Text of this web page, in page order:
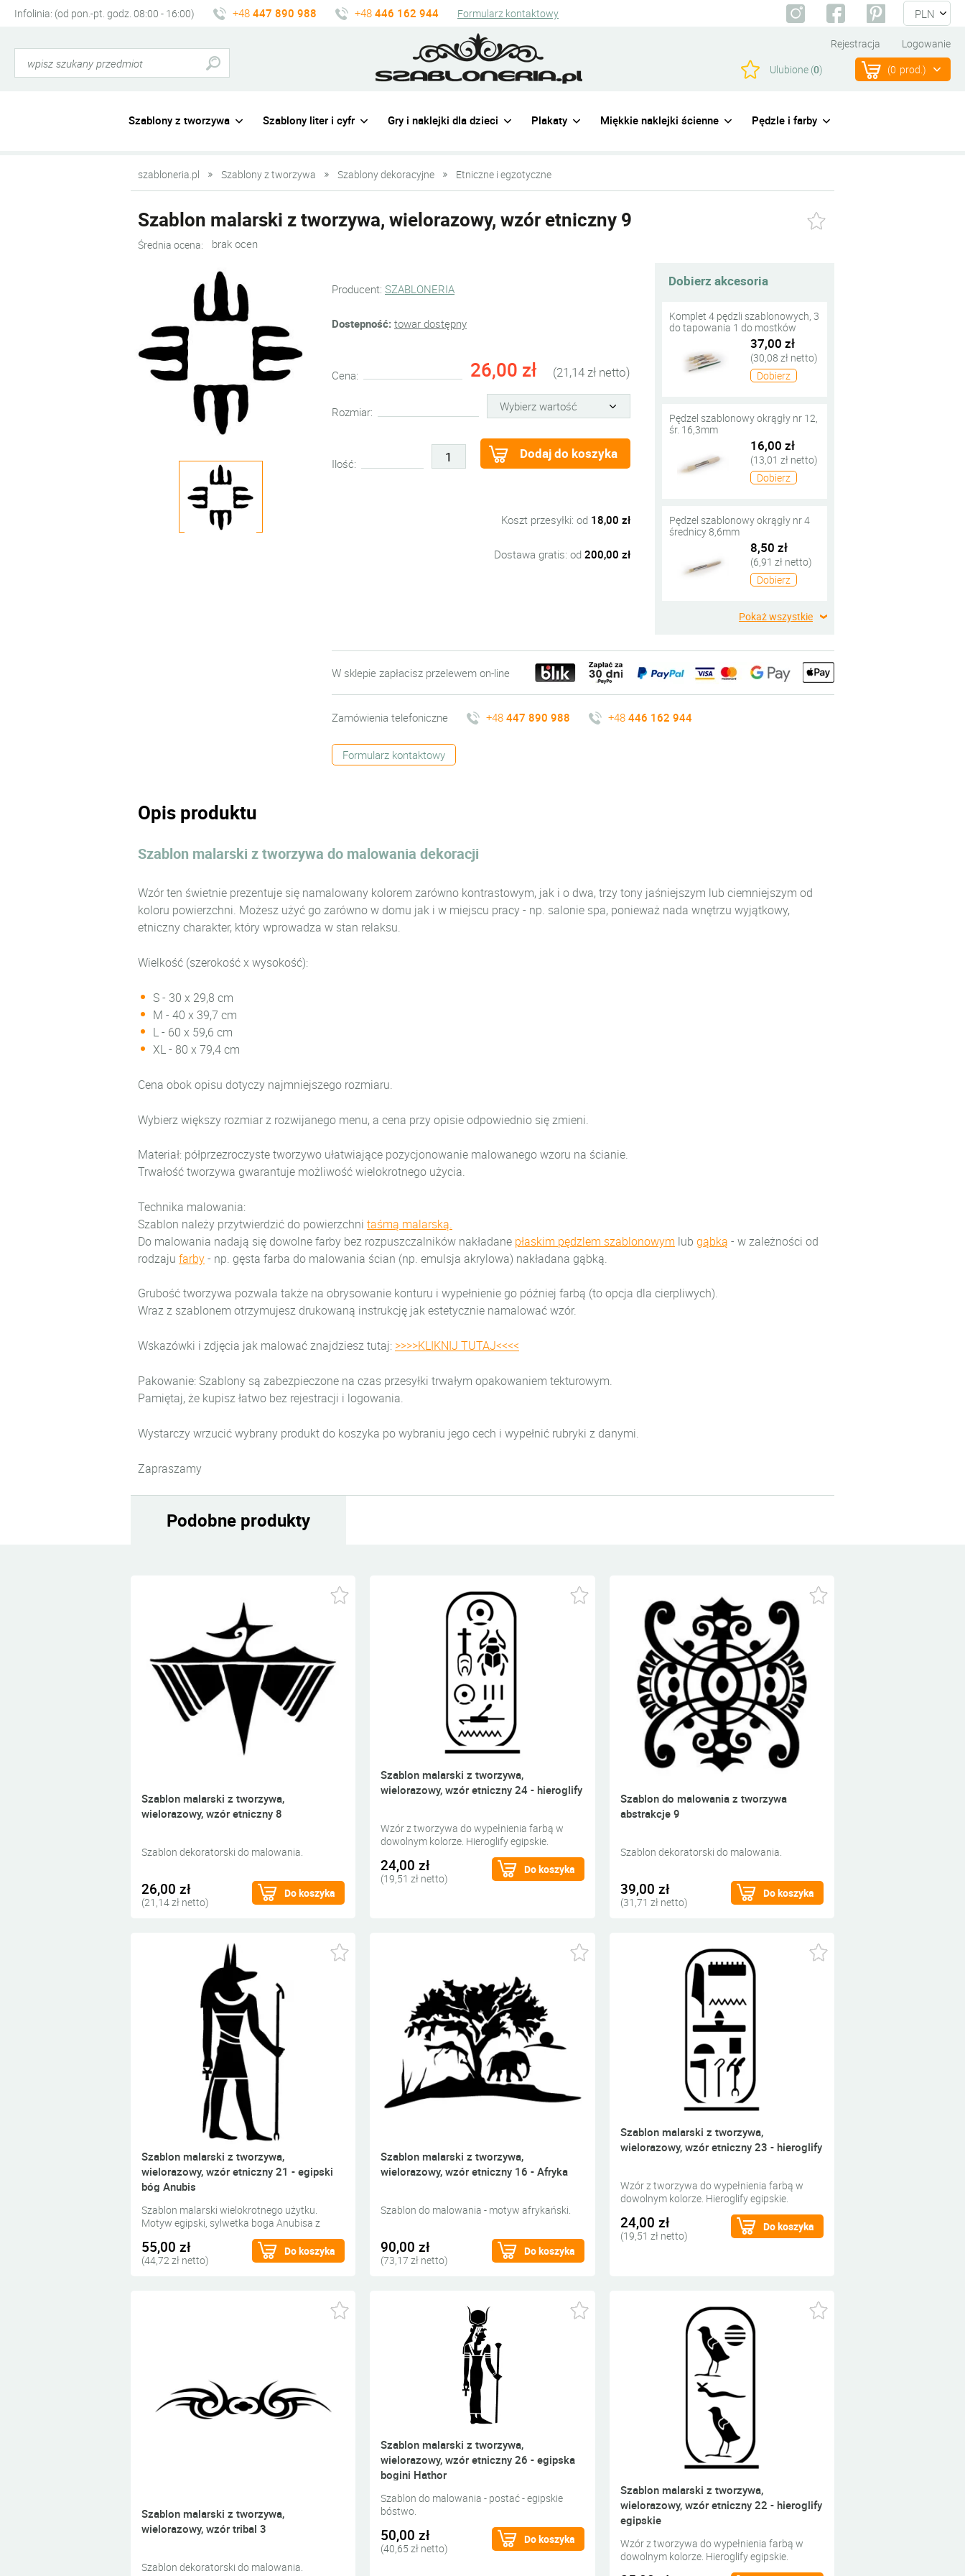
Infolinia: (od pon.-pt. godz. 08:00 - 16:00) +48 447 890 988 +48 446 162 944 Formularz kontaktowy
Rejestracja
Logowanie
Ulubione (0) (0 prod.)
Szablony z tworzywa Szablony liter i cyfr Gry i naklejki dla dzieci Plakaty Miękkie naklejki ścienne Pędzle i farby
szabloneria.pl Szablony z tworzywa Szablony dekoracyjne Etniczne i egzotyczne
Szablon malarski z tworzywa, wielorazowy, wzór etniczny 9
Średnia ocena: brak ocen
Producent: SZABLONERIA
Dostepność: towar dostępny
Cena: 26,00 zł (21,14 zł netto)
Rozmiar:
Ilość:
Dodaj do koszyka
Koszt przesyłki: od 18,00 zł
Dostawa gratis: od 200,00 zł
Dobierz akcesoria
Komplet 4 pędzli szablonowych, 3
do tapowania 1 do mostków
37,00 zł
(30,08 zł netto)
Dobierz
Pędzel szablonowy okrągły nr 12,
śr. 16,3mm
16,00 zł
(13,01 zł netto)
Dobierz
Pędzel szablonowy okrągły nr 4
średnicy 8,6mm
8,50 zł
(6,91 zł netto)
Dobierz
Pokaż wszystkie
W sklepie zapłacisz przelewem on-line
Zamówienia telefoniczne +48 447 890 988 +48 446 162 944
Formularz kontaktowy
Opis produktu
Szablon malarski z tworzywa do malowania dekoracji
Wzór ten świetnie prezentuje się namalowany kolorem zarówno kontrastowym, jak i o dwa, trzy tony jaśniejszym lub ciemniejszym od
koloru powierzchni. Możesz użyć go zarówno w domu jak i w miejscu pracy - np. salonie spa, ponieważ nada wnętrzu wyjątkowy,
etniczny charakter, który wprowadza w stan relaksu.
Wielkość (szerokość x wysokość):
S - 30 x 29,8 cm
M - 40 x 39,7 cm
L - 60 x 59,6 cm
XL - 80 x 79,4 cm
Cena obok opisu dotyczy najmniejszego rozmiaru.
Wybierz większy rozmiar z rozwijanego menu, a cena przy opisie odpowiednio się zmieni.
Materiał: półprzezroczyste tworzywo ułatwiające pozycjonowanie malowanego wzoru na ścianie.
Trwałość tworzywa gwarantuje możliwość wielokrotnego użycia.
Technika malowania:
Szablon należy przytwierdzić do powierzchni taśmą malarską.
Do malowania nadają się dowolne farby bez rozpuszczalników nakładane płaskim pędzlem szablonowym lub gąbką - w zależności od
rodzaju farby- np. gęsta farba do malowania ścian (np. emulsja akrylowa) nakładana gąbką.
Grubość tworzywa pozwala także na obrysowanie konturu i wypełnienie go później farbą (to opcja dla cierpliwych).
Wraz z szablonem otrzymujesz drukowaną instrukcję jak estetycznie namalować wzór.
Wskazówki i zdjęcia jak malować znajdziesz tutaj: >>>>KLIKNIJ TUTAJ<<<<
Pakowanie: Szablony są zabezpieczone na czas przesyłki trwałym opakowaniem tekturowym.
Pamiętaj, że kupisz łatwo bez rejestracji i logowania.
Wystarczy wrzucić wybrany produkt do koszyka po wybraniu jego cech i wypełnić rubryki z danymi.
Zapraszamy
Podobne produkty
Szablon malarski z tworzywa,
wielorazowy, wzór etniczny 8
Szablon dekoratorski do malowania.
26,00 zł
(21,14 zł netto)
Do koszyka
Szablon malarski z tworzywa,
wielorazowy, wzór etniczny 24 - hieroglify
Wzór z tworzywa do wypełnienia farbą w
dowolnym kolorze. Hieroglify egipskie.
24,00 zł
(19,51 zł netto)
Do koszyka
Szablon do malowania z tworzywa
abstrakcje 9
Szablon dekoratorski do malowania.
39,00 zł
(31,71 zł netto)
Do koszyka
Szablon malarski z tworzywa,
wielorazowy, wzór etniczny 21 - egipski
bóg Anubis
Szablon malarski wielokrotnego użytku.
Motyw egipski, sylwetka boga Anubisa z
55,00 zł
(44,72 zł netto)
Do koszyka
Szablon malarski z tworzywa,
wielorazowy, wzór etniczny 16 - Afryka
Szablon do malowania - motyw afrykański.
90,00 zł
(73,17 zł netto)
Do koszyka
Szablon malarski z tworzywa,
wielorazowy, wzór etniczny 23 - hieroglify
Wzór z tworzywa do wypełnienia farbą w
dowolnym kolorze. Hieroglify egipskie.
24,00 zł
(19,51 zł netto)
Do koszyka
Szablon malarski z tworzywa,
wielorazowy, wzór tribal 3
Szablon dekoratorski do malowania.
Szablon malarski z tworzywa,
wielorazowy, wzór etniczny 26 - egipska
bogini Hathor
Szablon do malowania - postać - egipskie
bóstwo.
50,00 zł
(40,65 zł netto)
Do koszyka
Szablon malarski z tworzywa,
wielorazowy, wzór etniczny 22 - hieroglify
egipskie
Wzór z tworzywa do wypełnienia farbą w
dowolnym kolorze. Hieroglify egipskie.